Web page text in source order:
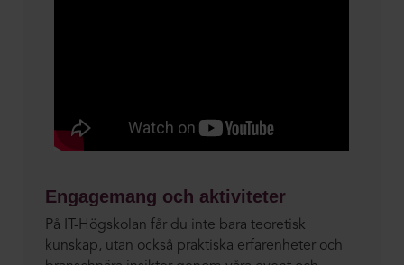
Engagemang och aktiviteter
På IT-Högskolan får du inte bara teoretisk
kunskap, utan också praktiska erfarenheter och